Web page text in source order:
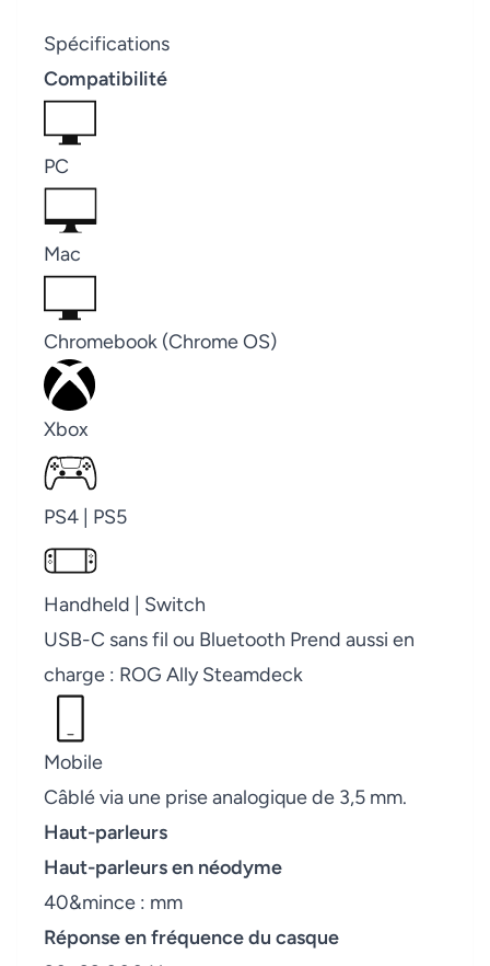
Spécifications
Compatibilité
PC
Mac
Chromebook (Chrome OS)
Xbox
PS4 | PS5
Handheld | Switch
USB-C sans fil ou Bluetooth Prend aussi en
charge : ROG Ally Steamdeck
Mobile
Câblé via une prise analogique de 3,5 mm.
Haut-parleurs
Haut-parleurs en néodyme
40&mince : mm
Réponse en fréquence du casque